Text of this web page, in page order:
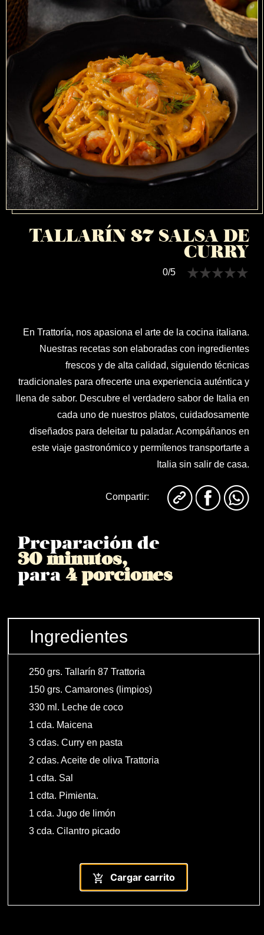
TALLARÍN 87 SALSA DE
CURRY
0/5
En Trattoría, nos apasiona el arte de la cocina italiana.
Nuestras recetas son elaboradas con ingredientes
frescos y de alta calidad, siguiendo técnicas
tradicionales para ofrecerte una experiencia auténtica y
llena de sabor. Descubre el verdadero sabor de Italia en
cada uno de nuestros platos, cuidadosamente
diseñados para deleitar tu paladar. Acompáñanos en
este viaje gastronómico y permítenos transportarte a
Italia sin salir de casa.
Compartir:
Preparación de
30 minutos,
para 4 porciones
Ingredientes
250 grs. Tallarín 87 Trattoria
150 grs. Camarones (limpios)
330 ml. Leche de coco
1 cda. Maicena
3 cdas. Curry en pasta
2 cdas. Aceite de oliva Trattoria
1 cdta. Sal
1 cdta. Pimienta.
1 cda. Jugo de limón
3 cda. Cilantro picado
Cargar carrito